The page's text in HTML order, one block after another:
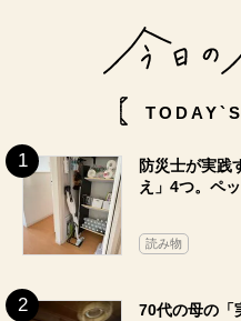
防災士が実践
え」4つ。ペ
読み物
70代の母の「